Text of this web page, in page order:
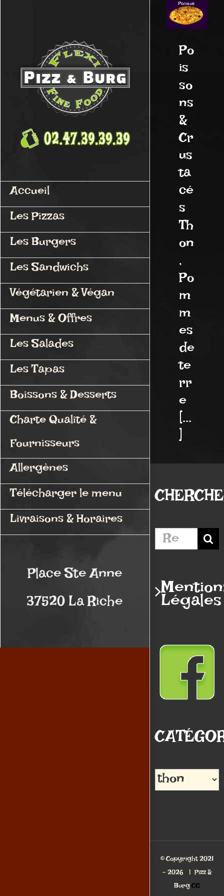
Accueil
Les Pizzas
Les Burgers
Les Sandwichs
Végétarien & Végan
Menus & Offres
Les Salades
Les Tapas
Boissons & Desserts
Charte Qualité &
Fournisseurs
Allergènes
Télécharger le menu
Livraisons & Horaires
Place Ste Anne
37520 La Riche
Po
is
so
ns
&
Cr
us
ta
cé
s
Th
on
,
Po
m
m
es
de
te
rr
e
[...
]
Rechercher:
Légales
Catégories
© Copyright 2021
-2026 | Pizz &
BurgCG